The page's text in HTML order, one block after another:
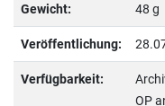
Gewicht: 48 g
Veröffentlichung:
Verfügbarkeit:
OP